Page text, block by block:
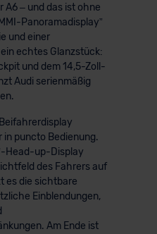
A6 – und das ist ohne
Panoramadisplay”
und einer
echtes Glanzstück:
und dem 14,5-Zoll-
Audi serienmäßig
puncto Bedienung.
Head-up-Display
des Fahrers auf
es die sichtbare
Einblendungen,
Am Ende ist